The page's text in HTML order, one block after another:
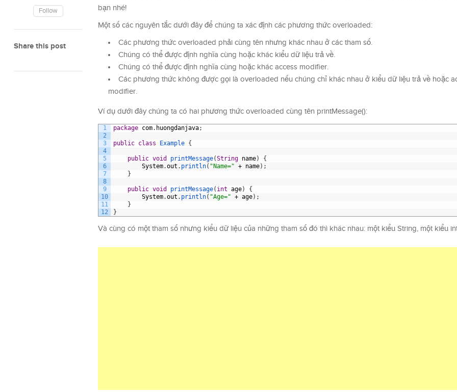
Follow
Share this post
bạn nhé!
Một số các nguyên tắc dưới đây để chúng ta xác định các phương thức overloaded:
Các phương thức overloaded phải cùng tên nhưng khác nhau ở các tham số.
Chúng có thể được định nghĩa cùng hoặc khác kiểu dữ liệu trả về.
Chúng có thể được định nghĩa cùng hoặc khác access modifier.
Các phương thức không được gọi là overloaded nếu chúng chỉ khác nhau ở kiểu dữ liệu trả về hoặc
modifier.
Ví dụ dưới đây chúng ta có hai phương thức overloaded cùng tên printMessage():
1
2
3
4
5
6
7
8
9
10
11
12
package com. huongdanjava;
public class Example {
public void printMessage(String name)
{
System.out . println( "Name=" + name) ;
}
public void printMessage( int age)
{
System.out . println( "Age=" + age) ;
}
}
Và cùng có một tham số nhưng kiểu dữ liệu của những tham số đó thì khác nhau: một kiểu String, một kiểu